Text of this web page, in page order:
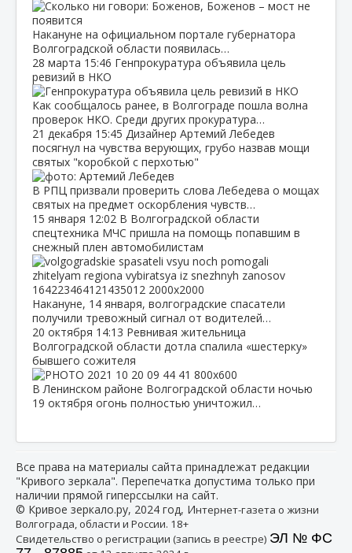
Накануне на официальном портале губернатора
Волгоградской области появилась…
28 марта 15:46 Генпрокуратура объявила цель
ревизий в НКО
Как сообщалось ранее, в Волгограде пошла волна
проверок НКО. Среди других прокуратура…
21 декабря 15:45 Дизайнер Артемий Лебедев
посягнул на чувства верующих, грубо назвав мощи
святых "коробкой с перхотью"
В РПЦ призвали проверить слова Лебедева о мощах
святых на предмет оскорбления чувств…
15 января 12:02 В Волгоградской области
спецтехника МЧС пришла на помощь попавшим в
снежный плен автомобилистам
Накануне, 14 января, волгоградские спасатели
получили тревожный сигнал от водителей…
20 октября 14:13 Ревнивая жительница
Волгоградской области дотла спалила «шестерку»
бывшего сожителя
В Ленинском районе Волгоградской области ночью
19 октября огонь полностью уничтожил…
Все права на материалы сайта принадлежат редакции
"Кривого зеркала". Перепечатка допустима только при
наличии прямой гиперссылки на сайт.
© Кривое зеркало.ру, 2024 год, Интернет-газета о жизни
Волгограда, области и России. 18+
Свидетельство о регистрации (запись в реестре) ЭЛ № ФС